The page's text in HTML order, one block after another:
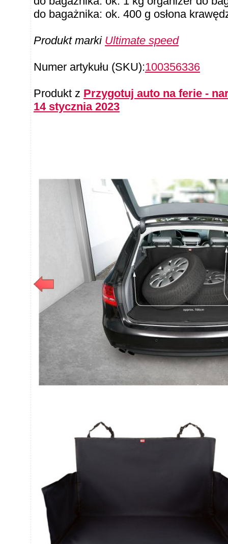
do bagażnika: ok. 400 g osłona
Produkt marki Ultimate speed
Numer artykułu (SKU):100356336
Produkt z Przygotuj auto na ferie -
14 stycznia 2023